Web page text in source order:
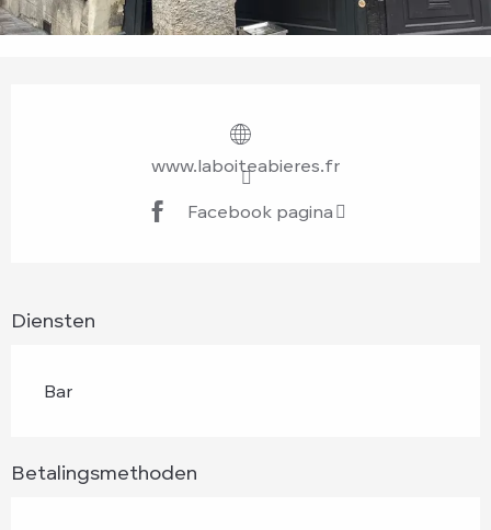
www.laboiteabieres.fr
Facebook pagina
Diensten
Bar
Betalingsmethoden